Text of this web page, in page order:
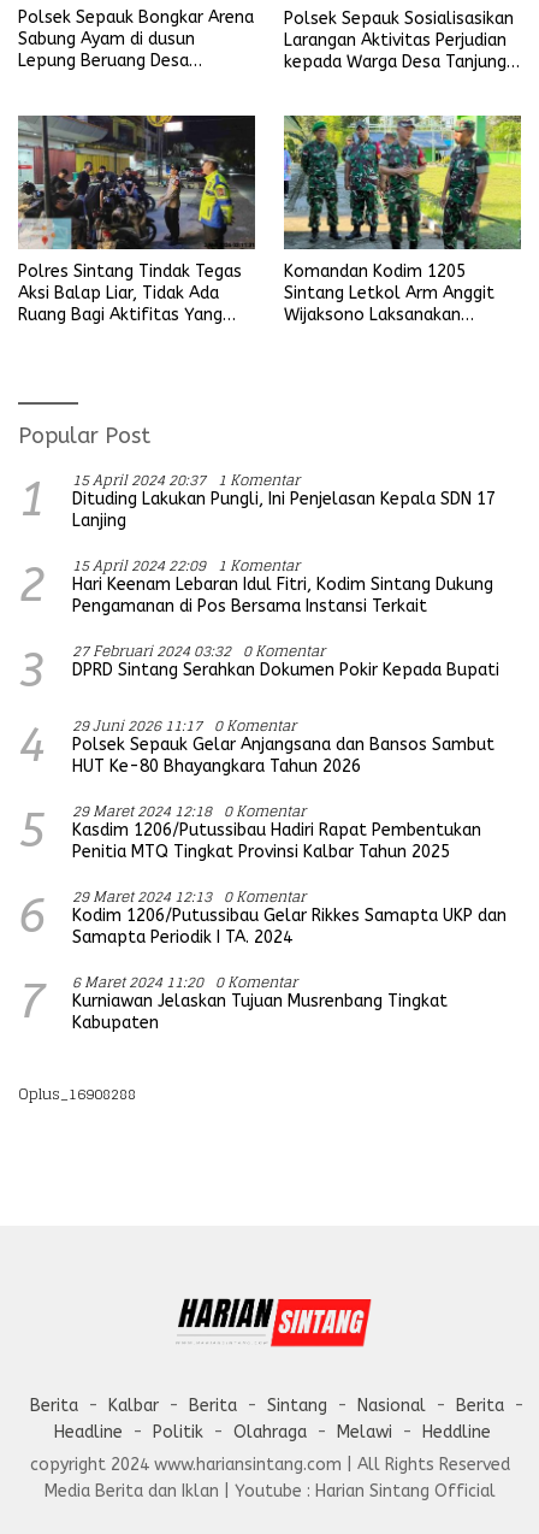
Polsek Sepauk Bongkar Arena
Sabung Ayam di dusun
Lepung Beruang Desa
Polsek Sepauk Sosialisasikan
Larangan Aktivitas Perjudian
kepada Warga Desa Tanjung
Polres Sintang Tindak Tegas
Aksi Balap Liar, Tidak Ada
Ruang Bagi Aktifitas Yang
Komandan Kodim 1205
Sintang Letkol Arm Anggit
Wijaksono Laksanakan
Popular Post
1 15 April 2024 20:37 1 Komentar
Dituding Lakukan Pungli, Ini Penjelasan Kepala SDN 17
Lanjing
2 15 April 2024 22:09 1 Komentar
Hari Keenam Lebaran Idul Fitri, Kodim Sintang Dukung
Pengamanan di Pos Bersama Instansi Terkait
3 27 Februari 2024 03:32 0 Komentar
DPRD Sintang Serahkan Dokumen Pokir Kepada Bupati
4 29 Juni 2026 11:17 0 Komentar
Polsek Sepauk Gelar Anjangsana dan Bansos Sambut
HUT Ke-80 Bhayangkara Tahun 2026
5 29 Maret 2024 12:18 0 Komentar
Kasdim 1206/Putussibau Hadiri Rapat Pembentukan
Penitia MTQ Tingkat Provinsi Kalbar Tahun 2025
6 29 Maret 2024 12:13 0 Komentar
Kodim 1206/Putussibau Gelar Rikkes Samapta UKP dan
Samapta Periodik I TA. 2024
7 6 Maret 2024 11:20 0 Komentar
Kurniawan Jelaskan Tujuan Musrenbang Tingkat
Kabupaten
Oplus_16908288
Berita Kalbar Berita Sintang Nasional
Berita
Headline
Politik Olahraga Melawi
Heddline
copyright 2024 www.hariansintang.com | All Rights Reserved
Media Berita dan Iklan | Youtube : Harian Sintang Official